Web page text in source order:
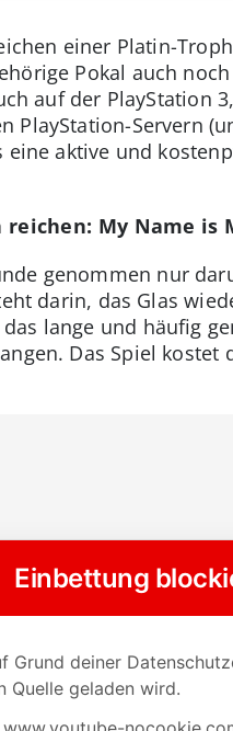
einer Platin-
Pokal auch
auf der PlayStation
PlayStation-Servern
aktive und
My Name is
genommen nur
darin, das Glas
lange und häufig
Das Spiel